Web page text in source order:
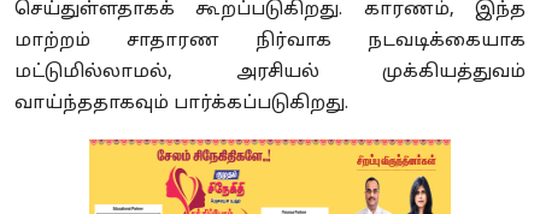
செய்துள்ளதாகக் கூறப்படுகிறது. காரணம், இந்த
மாற்றம் சாதாரண நிர்வாக நடவடிக்கையாக
மட்டுமில்லாமல், அரசியல் முக்கியத்துவம்
வாய்ந்ததாகவும் பார்க்கப்படுகிறது.